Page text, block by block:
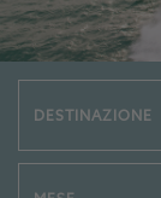
Prenota crociere
News